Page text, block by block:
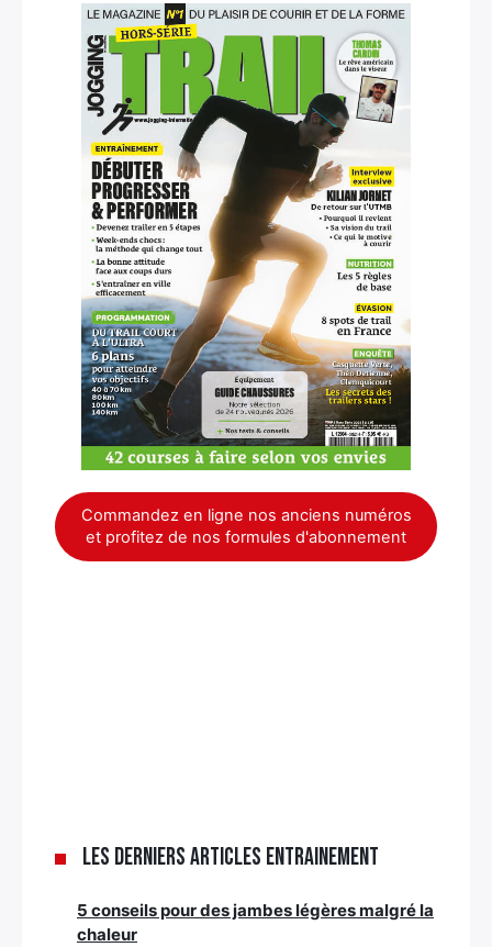
Commandez en ligne nos anciens numéros
et profitez de nos formules d'abonnement
Les derniers articles Entrainement
5 conseils pour des jambes légères malgré la
chaleur